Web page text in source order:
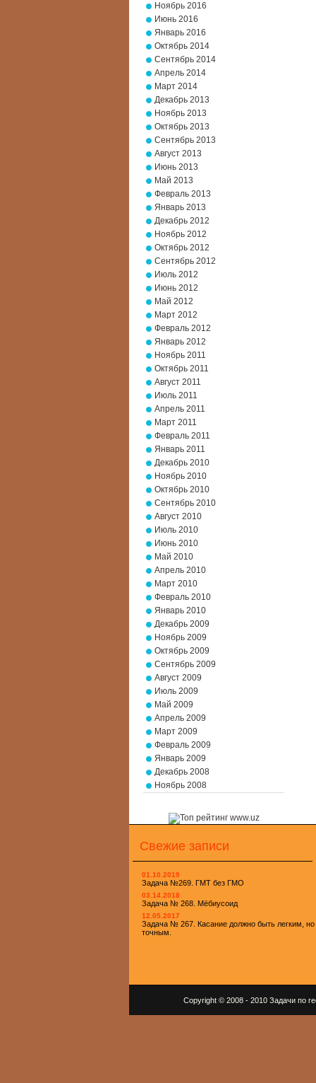
Ноябрь 2016
Июнь 2016
Январь 2016
Октябрь 2014
Сентябрь 2014
Апрель 2014
Март 2014
Декабрь 2013
Ноябрь 2013
Октябрь 2013
Сентябрь 2013
Август 2013
Июнь 2013
Май 2013
Февраль 2013
Январь 2013
Декабрь 2012
Ноябрь 2012
Октябрь 2012
Сентябрь 2012
Июль 2012
Июнь 2012
Май 2012
Март 2012
Февраль 2012
Январь 2012
Ноябрь 2011
Октябрь 2011
Август 2011
Июль 2011
Апрель 2011
Март 2011
Февраль 2011
Январь 2011
Декабрь 2010
Ноябрь 2010
Октябрь 2010
Сентябрь 2010
Август 2010
Июль 2010
Июнь 2010
Май 2010
Апрель 2010
Март 2010
Февраль 2010
Январь 2010
Декабрь 2009
Ноябрь 2009
Октябрь 2009
Сентябрь 2009
Август 2009
Июль 2009
Май 2009
Апрель 2009
Март 2009
Февраль 2009
Январь 2009
Декабрь 2008
Ноябрь 2008
Свежие записи
01.10.2019
Задача №269. ГМТ без ГМО
03.14.2018
Задача № 268. Мёбиусоид
12.05.2017
Задача № 267. Касание должно быть легким, но
точным.
Copyright © 2008 - 2010 Задачи по